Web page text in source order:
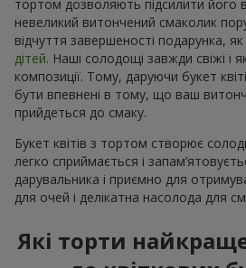
тортом дозволяють підсилити його в
невеликий витончений смаколик
відчуття завершеності подарунка,
дітей. Наші солодощі завжди свіжі і
композиції. Тому, даруючи букет
бути впевнені в тому, що ваш
прийдеться до смаку.
Букет квітів з тортом створює
легко сприймається і
дарувальника і приємно для
для очей і делікатна насолода для
Які торти